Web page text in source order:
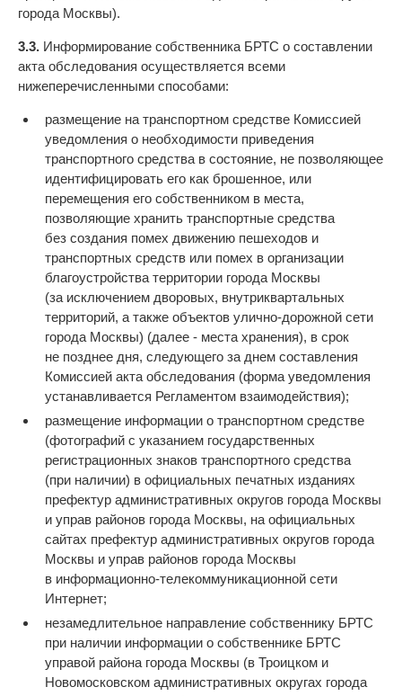
города Москвы).
3.3. Информирование собственника БРТС о составлении
акта обследования осуществляется всеми
нижеперечисленными способами:
размещение на транспортном средстве Комиссией
уведомления о необходимости приведения
транспортного средства в состояние, не позволяющее
идентифицировать его как брошенное, или
перемещения его собственником в места,
позволяющие хранить транспортные средства
без создания помех движению пешеходов и
транспортных средств или помех в организации
благоустройства территории города Москвы
(за исключением дворовых, внутриквартальных
территорий, а также объектов улично-дорожной сети
города Москвы) (далее - места хранения), в срок
не позднее дня, следующего за днем составления
Комиссией акта обследования (форма уведомления
устанавливается Регламентом взаимодействия);
размещение информации о транспортном средстве
(фотографий с указанием государственных
регистрационных знаков транспортного средства
(при наличии) в официальных печатных изданиях
префектур административных округов города Москвы
и управ районов города Москвы, на официальных
сайтах префектур административных округов города
Москвы и управ районов города Москвы
в информационно-телекоммуникационной сети
Интернет;
незамедлительное направление собственнику БРТС
при наличии информации о собственнике БРТС
управой района города Москвы (в Троицком и
Новомосковском административных округах города